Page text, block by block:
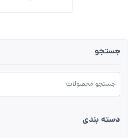
جستجو
دسته بندی